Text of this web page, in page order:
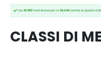
CLASSI DI